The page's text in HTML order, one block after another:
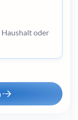
oder